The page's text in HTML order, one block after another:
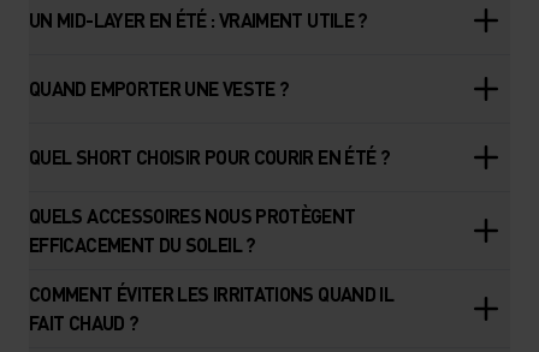
UN MID-LAYER EN ÉTÉ : VRAIMENT UTILE ?
QUAND EMPORTER UNE VESTE ?
QUEL SHORT CHOISIR POUR COURIR EN ÉTÉ ?
QUELS ACCESSOIRES NOUS PROTÈGENT
EFFICACEMENT DU SOLEIL ?
COMMENT ÉVITER LES IRRITATIONS QUAND IL
FAIT CHAUD ?